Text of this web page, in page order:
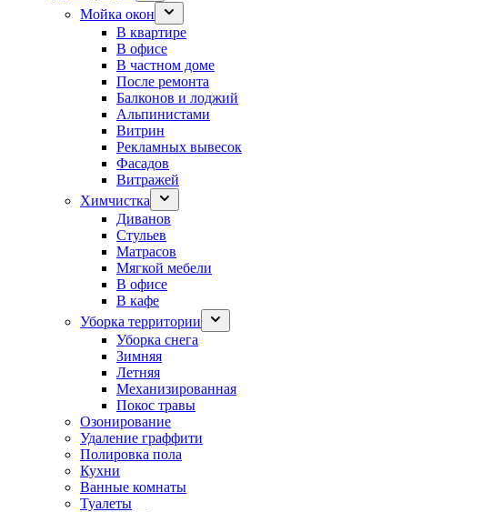
Мойка окон
В квартире
В офисе
В частном доме
После ремонта
Балконов и лоджий
Альпинистами
Витрин
Рекламных вывесок
Фасадов
Витражей
Химчистка
Диванов
Стульев
Матрасов
Мягкой мебели
В офисе
В кафе
Уборка территории
Уборка снега
Зимняя
Летняя
Механизированная
Покос травы
Озонирование
Удаление граффити
Полировка пола
Кухни
Ванные комнаты
Туалеты